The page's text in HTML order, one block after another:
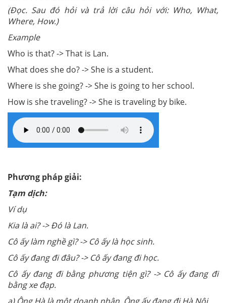
(Đọc. Sau đó hỏi và trả lời câu hỏi với: Who, What,
Where, How.)
Example
Who is that? -> That is Lan.
What does she do? -> She is a student.
Where is she going? -> She is going to her school.
How is she traveling? -> She is traveling by bike.
Phương pháp giải:
Tạm dịch:
Ví dụ
Kia là ai? -> Đó là Lan.
Cô ấy làm nghề gì? -> Cô ấy là học sinh.
Cô ấy đang đi đâu? -> Cô ấy đang đi học.
Cô ấy đang đi bằng phương tiện gì? -> Cô ấy đang đi
bằng xe đạp.